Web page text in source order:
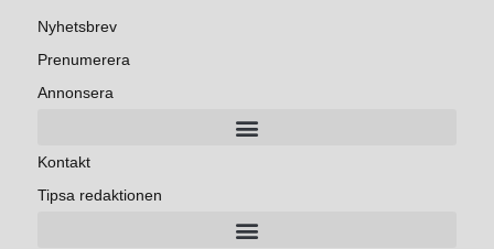
Nyhetsbrev
Prenumerera
Annonsera
Kontakt
Tipsa redaktionen